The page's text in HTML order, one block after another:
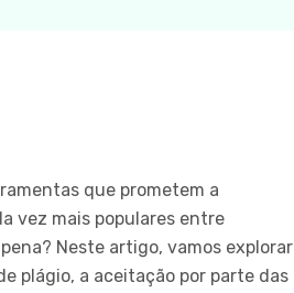
que prometem a
vez mais populares entre
Neste artigo, vamos explorar
plágio, a aceitação por parte das